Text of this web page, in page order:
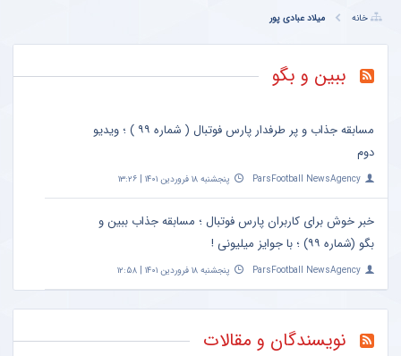
PS5 تا
آیفون17
و بیت
کوین
نکنید! ◀
پرسش‌نامه
رو پر کن
▶
احراز
باکس
تتر
خانه میلاد عبادی پور
ببین و بگو
مسابقه جذاب و پر طرفدار پارس فوتبال ( شماره ۹۹ ) ؛ ویدیو
دوم
ParsFootball NewsAgency پنجشنبه ۱۸ فروردین ۱۴۰۱ | ۱۳:۲۶
خبر خوش برای کاربران پارس فوتبال ؛ مسابقه جذاب ببین و
بگو (شماره ۹۹) ؛ با جوایز میلیونی !
ParsFootball NewsAgency پنجشنبه ۱۸ فروردین ۱۴۰۱ | ۱۲:۵۸
نویسندگان و مقالات